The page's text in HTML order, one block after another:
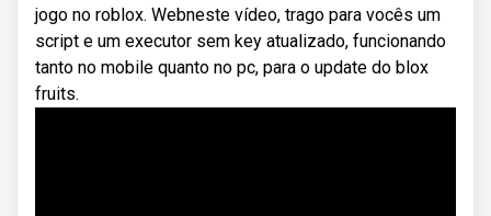
jogo no roblox. Webneste vídeo, trago para vocês um
script e um executor sem key atualizado, funcionando
tanto no mobile quanto no pc, para o update do blox
fruits.